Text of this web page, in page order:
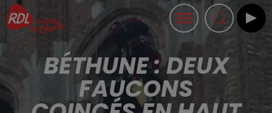
BÉTHUNE : DEUX
FAUCONS